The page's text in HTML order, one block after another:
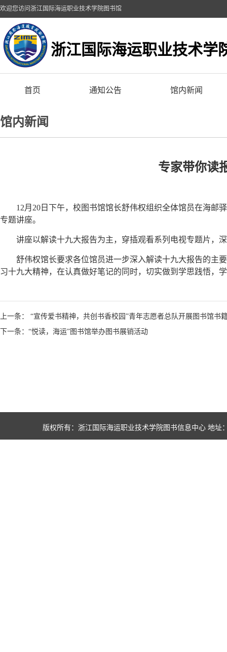
欢迎您访问浙江国际海运职业技术学院图书馆
浙江国际海运职业技术学
首页 通知公告 馆内新闻
馆内新闻
专家带你读
12月20日下午，校图书馆馆长舒伟权组织全体馆员在海邮
专题讲座。
讲座以解读十九大报告为主，穿插观看系列电视专题片，
舒伟权馆长要求各位馆员进一步深入解读十九大报告的主
习十九大精神，在认真做好笔记的同时，切实做到学思践悟，
上一条： “宣传爱书精神，共创书香校园”青年志愿者总队开展图书馆书
下一条：“悦读，海运”图书馆举办图书展销活动
版权所有：浙江国际海运职业技术学院图书信息中心 地